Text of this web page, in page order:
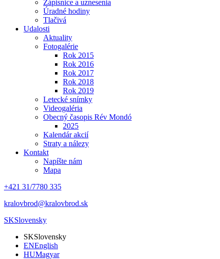
Zápisnice a uznesenia
Úradné hodiny
Tlačivá
Udalosti
Aktuality
Fotogalérie
Rok 2015
Rok 2016
Rok 2017
Rok 2018
Rok 2019
Letecké snímky
Videogaléria
Obecný časopis Rév Mondó
2025
Kalendár akcií
Straty a nálezy
Kontakt
Napíšte nám
Mapa
+421 31/7780 335
kralovbrod@kralovbrod.sk
SKSlovensky
SKSlovensky
ENEnglish
HUMagyar